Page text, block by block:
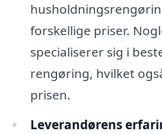
forskellige priser.
specialiserer sig i
rengøring, hvilket
prisen.
Leverandørens